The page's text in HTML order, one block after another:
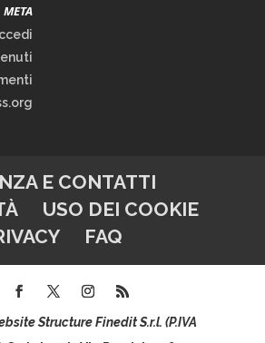
META
E CONTATTI
USO DEI COOKIE
FAQ
Structure Finedit S.r.l. (P.IVA